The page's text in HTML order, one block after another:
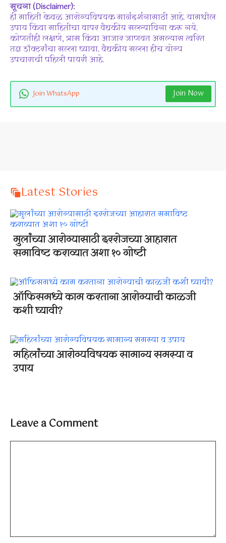
सूचना (Disclaimer):
ही माहिती केवळ आरोग्यविषयक मार्गदर्शनासाठी आहे. यामधील
उपाय किंवा माहितीचा वापर वैद्यकीय सल्ल्याविना करू नये.
कोणतीही लक्षणे, त्रास किंवा आजार जाणवत असल्यास त्वरित
तज्ञ डॉक्टरांचा सल्ला घ्यावा. वैद्यकीय सल्ला हीच योग्य
उपचाराची पहिली पायरी आहे.
Join WhatsApp Join Now
Latest Stories
मुलांच्या आरोग्यासाठी दररोजच्या आहारात
समाविष्ट कराव्यात अशा १० गोष्टी
ऑफिसमध्ये काम करताना आरोग्याची काळजी
कशी घ्यावी?
महिलांच्या आरोग्यविषयक सामान्य समस्या व
उपाय
Leave a Comment
Comment